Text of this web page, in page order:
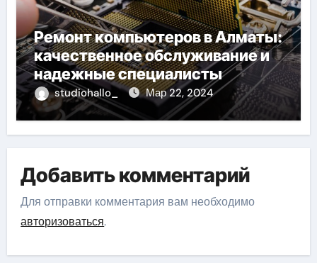
Ремонт компьютеров в Алматы:
качественное обслуживание и
надежные специалисты
studiohallo_ Мар 22, 2024
Добавить комментарий
Для отправки комментария вам необходимо
авторизоваться.